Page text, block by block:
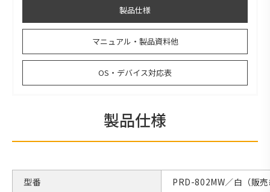
製品仕様
マニュアル・製品資料他
OS・デバイス対応表
製品仕様
型番 PRD-802MW／白（販